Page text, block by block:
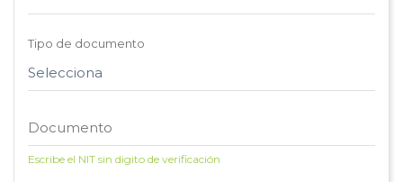
Tipo de documento
Escribe el NIT sin digito de verificación